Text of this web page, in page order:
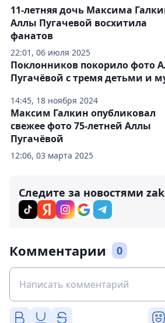
22:01, 06 июля 2025
11-летняя дочь Максима
Аллы Пугачевой восхитила
фанатов
14:45, 18 ноября 2024
Поклонников покорило фото
Пугачёвой с тремя детьми и
12:06, 03 марта 2025
Максим Галкин опубликовал
свежее фото 75-летней Аллы
Пугачёвой
Следите за новостями
Комментарии 0